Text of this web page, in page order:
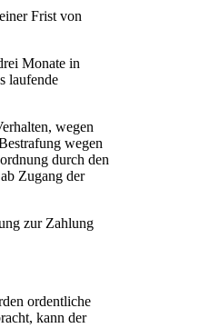
Frist von
Monate in
laufende
wegen
wegen
durch den
Zugang der
zur Zahlung
ordentliche
kann der